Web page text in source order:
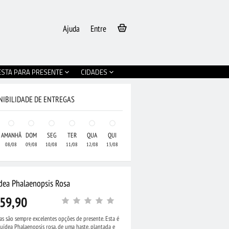
Entre
Ajuda
PARA PRESENTE CIDADES
DE ENTREGAS
AMANHÃ
08/08
DOM
09/08
SEG
10/08
TER
11/08
QUA
12/08
QUI
13/08
Phalaenopsis Rosa
são sempre excelentes opções de presente. Esta é
Phalaenopsis rosa, de uma haste, plantada e